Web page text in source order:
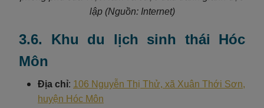
lập (Nguồn: Internet)
3.6. Khu du lịch sinh thái Hóc
Môn
Địa chỉ: 106 Nguyễn Thị Thử, xã Xuân Thới Sơn,
huyện Hóc Môn